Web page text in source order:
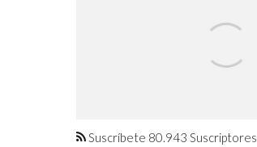
agosto
Suscríbete 80.943 Suscriptores